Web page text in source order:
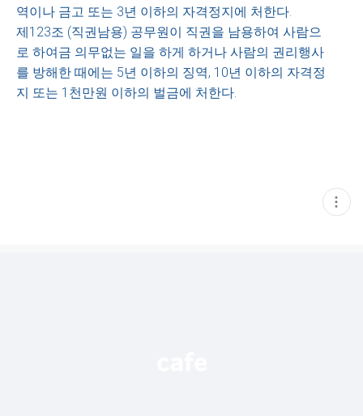
역이나 금고 또는 3년 이하의 자격정지에 처한다.
제123조 (직권남용) 공무원이 직권을 남용하여 사람으
로 하여금 의무없는 일을 하게 하거나 사람의 권리행사
를 방해한 때에는 5년 이하의 징역, 10년 이하의 자격정
지 또는 1천만원 이하의 벌금에 처한다.
현
재